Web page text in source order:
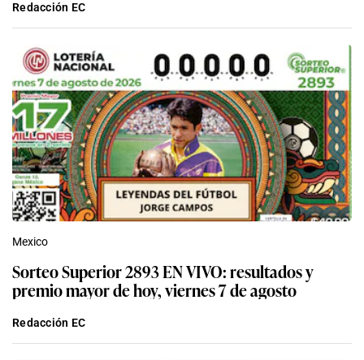
Redacción EC
Mexico
Sorteo Superior 2893 EN VIVO: resultados y
premio mayor de hoy, viernes 7 de agosto
Redacción EC